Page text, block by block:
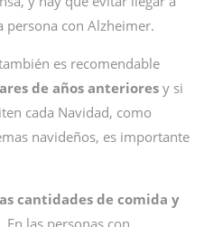
persona con Alzheimer.
es recomendable
de años anteriores y si
cada Navidad, como
navideños, es importante
cantidades de comida y
las personas con